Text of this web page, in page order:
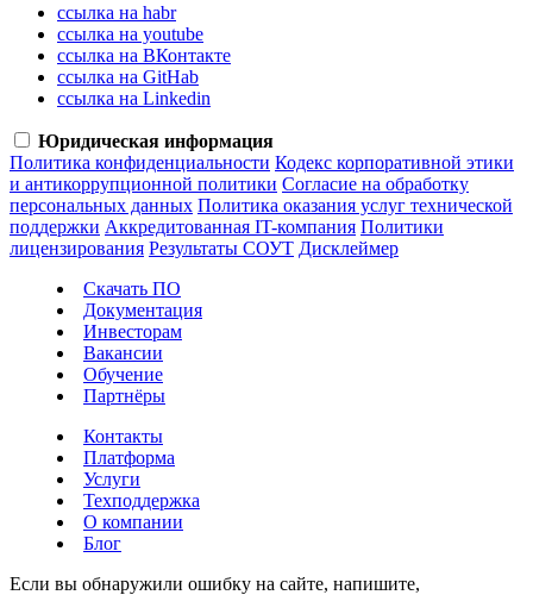
ссылка на habr
ссылка на youtube
ссылка на ВКонтакте
ссылка на GitHab
ссылка на Linkedin
Юридическая информация
Политика конфиденциальности Кодекс корпоративной этики
и антикоррупционной политики Согласие на обработку
персональных данных Политика оказания услуг технической
поддержки Аккредитованная IT-компания Политики
лицензирования Результаты СОУТ Дисклеймер
Скачать ПО
Документация
Инвесторам
Вакансии
Обучение
Партнёры
Контакты
Платформа
Услуги
Техподдержка
О компании
Блог
Если вы обнаружили ошибку на сайте, напишите,